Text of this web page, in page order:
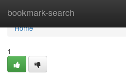
bookmark-search
Home
Home
1